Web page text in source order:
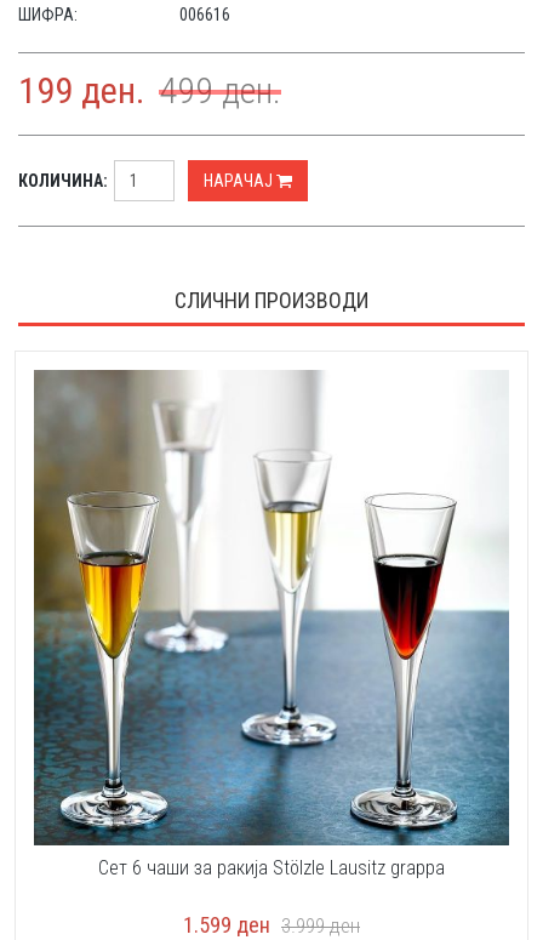
ШИФРА:
006616
199 ден. 499ден.
КОЛИЧИНА: НАРАЧАЈ
СЛИЧНИ ПРОИЗВОДИ
Сет 6 чаши за ракија Stölzle Lausitz grappa
1.599 ден 3.999ден